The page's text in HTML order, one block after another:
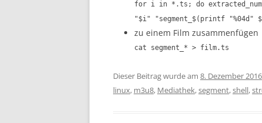
for i in *.ts; do
"$i" "segment_$(printf "%04d"
zu einem Film zusammenfügen
cat segment_* > film.ts
Dieser Beitrag wurde am 8. Dezember 2016
linux, m3u8, Mediathek,segment,shell,